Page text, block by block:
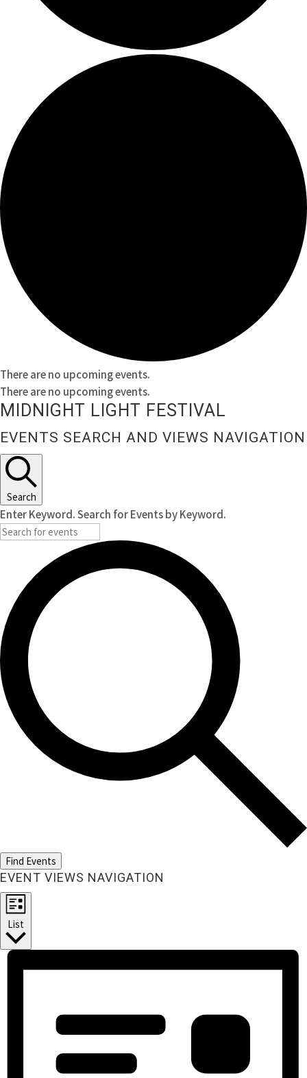
There are no upcoming events.
There are no upcoming events.
MIDNIGHT LIGHT FESTIVAL
EVENTS SEARCH AND VIEWS NAVIGATION
Search
Enter Keyword. Search for Events by Keyword.
Find Events
EVENT VIEWS NAVIGATION
List